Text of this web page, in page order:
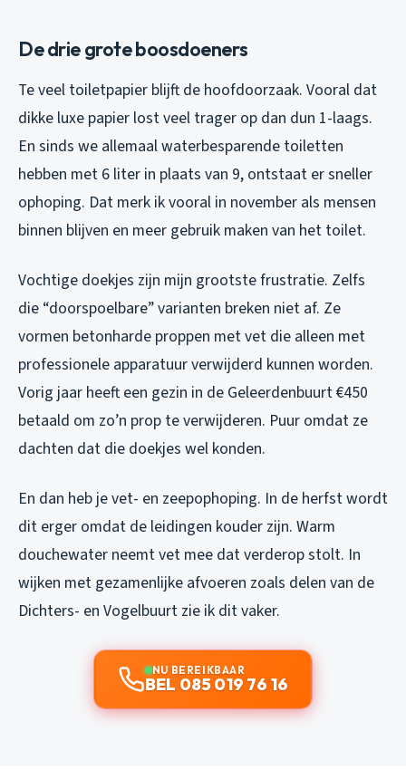
De drie grote boosdoeners
Te veel toiletpapier blijft de hoofdoorzaak. Vooral dat
dikke luxe papier lost veel trager op dan dun 1-laags.
En sinds we allemaal waterbesparende toiletten
hebben met 6 liter in plaats van 9, ontstaat er sneller
ophoping. Dat merk ik vooral in november als mensen
binnen blijven en meer gebruik maken van het toilet.
Vochtige doekjes zijn mijn grootste frustratie. Zelfs
die “doorspoelbare” varianten breken niet af. Ze
vormen betonharde proppen met vet die alleen met
professionele apparatuur verwijderd kunnen worden.
Vorig jaar heeft een gezin in de Geleerdenbuurt €450
betaald om zo’n prop te verwijderen. Puur omdat ze
dachten dat die doekjes wel konden.
En dan heb je vet- en zeepophoping. In de herfst wordt
dit erger omdat de leidingen kouder zijn. Warm
douchewater neemt vet mee dat verderop stolt. In
wijken met gezamenlijke afvoeren zoals delen van de
Dichters- en Vogelbuurt zie ik dit vaker.
NU BEREIKBAAR
BEL 085 019 76 16